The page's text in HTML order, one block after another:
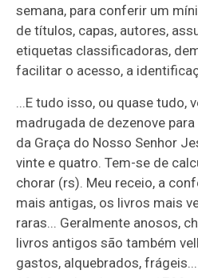
semana, para conferir um
de títulos, capas, autores,
etiquetas classificadoras,
facilitar o acesso, a
...E tudo isso, ou quase tudo,
madrugada de dezenove
da Graça do Nosso Senhor
vinte e quatro. Tem-se de
chorar (rs). Meu receio, a
mais antigas, os livros mais
raras... Geralmente anosos,
livros antigos são também
gastos, alquebrados,